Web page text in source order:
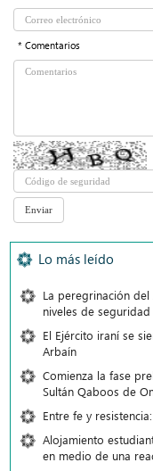
* Comentarios
Lo más leído
La peregrinación
niveles de
El Ejército iraní se
Arbaín
Comienza la fase
Sultán Qaboos de
Entre fe y
Alojamiento
en medio de una